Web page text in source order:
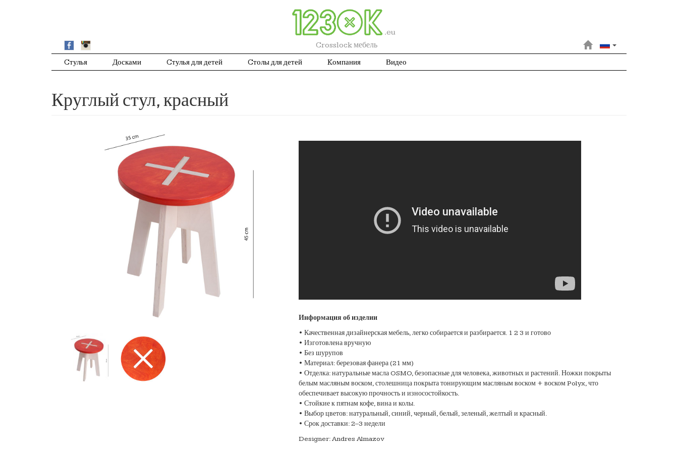
Crosslock мебель
Cтулья Досками Cтулья для детей Cтолы для детей Kомпания Видео
Круглый стул, красный
Информация об изделии
• Качественная дизайнерская мебель, легко собирается и разбирается. 1 2 3 и готово
• Изготовлена вручную
• Без шурупов
• Материал: березовая фанера (21 мм)
• Отделка: натуральные масла OSMO, безопасные для человека, животных и растений. Ножки покрыты
белым масляным воском, столешница покрыта тонирующим масляным воском + воском Polyx, что
обеспечивает высокую прочность и износостойкость.
• Стойкие к пятнам кофе, вина и колы.
• Выбор цветов: натуральный, синий, черный, белый, зеленый, желтый и красный.
• Срок доставки: 2–3 недели
Designer: Andres Almazov